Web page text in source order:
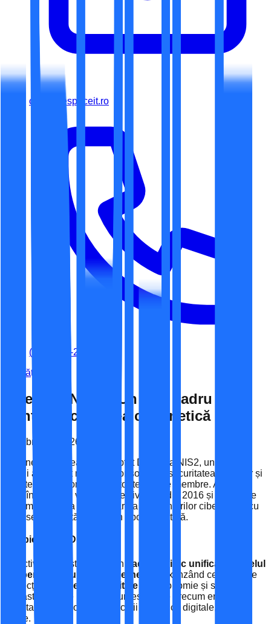
office@espaceit.ro
(+40) 741-262-060
Noutăți
Directiva NIS2 – Un nou cadru UE
pentru securitatea cibernetică
13 februarie 2026
Uniunea Europeană a adoptat Directiva NIS2, un set de
reguli actualizat menit să consolideze securitatea rețelelor și
a sistemelor informatice în toate statele membre. Această
lege înlocuiește vechea directivă NIS din 2016 și răspunde
la complexitatea tot mai mare a amenințărilor cibernetice cu
care se confruntă Europa în epoca digitală.
🛡️ Obiectivele Directivei
Directiva NIS2 stabilește un
cadrul juridic unificat la nivelul
UE pentru securitatea cibernetică
, extinzând cerințele de
protecție la
18 sectoare critice din economie și societate.
Aceasta include infrastructuri esențiale precum energie,
sănătate, transport, comunicații și servicii digitale, printre
altele.